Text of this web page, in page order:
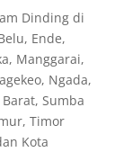
Dinding di
Ende,
Manggarai,
Ngada,
Sumba
Timor
Kota